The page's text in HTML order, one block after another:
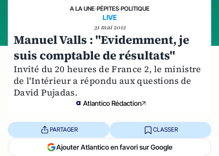
A LA UNE›PÉPITES›POLITIQUE
LIVE
31 mai 2012
Manuel Valls : "Evidemment, je
suis comptable de résultats"
Invité du 20 heures de France 2, le ministre
de l'Intérieur a répondu aux questions de
David Pujadas.
Atlantico Rédaction
PARTAGER CLASSER
Ajouter Atlantico en favori sur Google